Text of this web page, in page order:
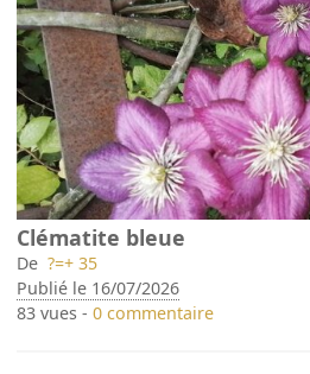
Clématite bleue
De ?=+ 35
Publié le 16/07/2026
83 vues -0 commentaire